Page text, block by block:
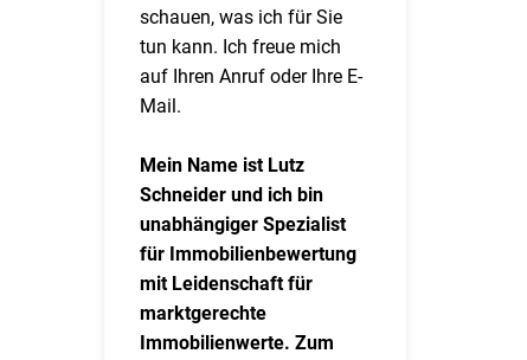
schauen, was ich für Sie
tun kann. Ich freue mich
auf Ihren Anruf oder Ihre E-
Mail.
Mein Name ist Lutz
Schneider und ich bin
unabhängiger Spezialist
für Immobilienbewertung
mit Leidenschaft für
marktgerechte
Immobilienwerte. Zum